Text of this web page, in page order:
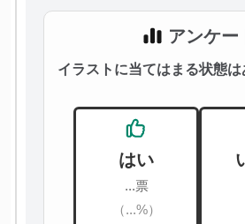
アンケー
イラストに当てはまる状態は
はい
...票
（...%）